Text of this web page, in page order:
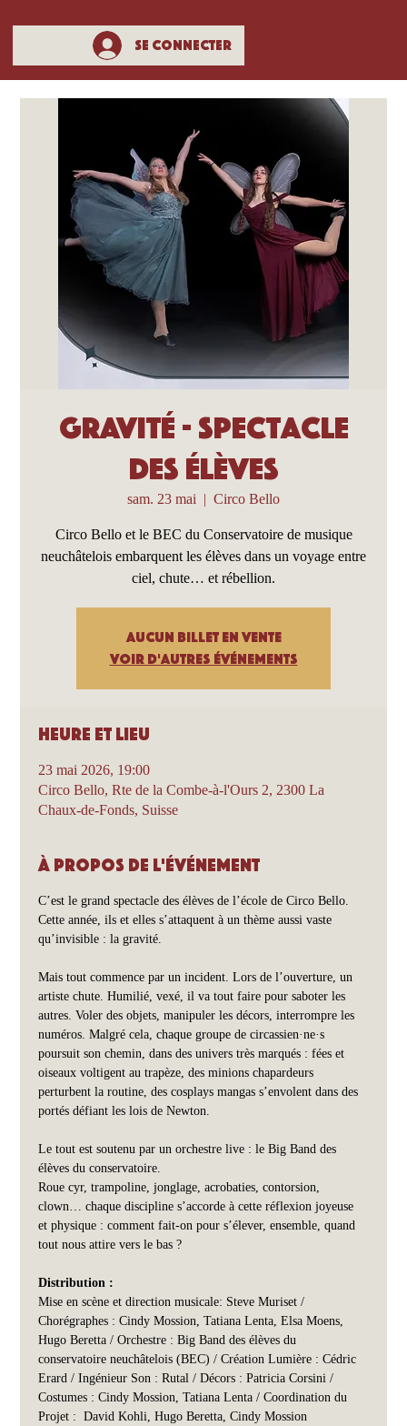
Se connecter
Gravité - Spectacle
des élèves
sam. 23 mai
  |
Circo Bello
Circo Bello et le BEC du Conservatoire de musique
neuchâtelois embarquent les élèves dans un voyage entre
ciel, chute… et rébellion.
Aucun billet en vente
Voir d'autres événements
Heure et lieu
23 mai 2026, 19:00
Circo Bello, Rte de la Combe-à-l'Ours 2, 2300 La
Chaux-de-Fonds, Suisse
À propos de l'événement
C’est le grand spectacle des élèves de l’école de Circo Bello.
Cette année, ils et elles s’attaquent à un thème aussi vaste
qu’invisible : la gravité.
Mais tout commence par un incident. Lors de l’ouverture, un
artiste chute. Humilié, vexé, il va tout faire pour saboter les
autres. Voler des objets, manipuler les décors, interrompre les
numéros. Malgré cela, chaque groupe de circassien·ne·s
poursuit son chemin, dans des univers très marqués : fées et
oiseaux voltigent au trapèze, des minions chapardeurs
perturbent la routine, des cosplays mangas s’envolent dans des
portés défiant les lois de Newton.
Le tout est soutenu par un orchestre live : le Big Band des
élèves du conservatoire.
Roue cyr, trampoline, jonglage, acrobaties, contorsion,
clown… chaque discipline s’accorde à cette réflexion joyeuse
et physique : comment fait-on pour s’élever, ensemble, quand
tout nous attire vers le bas ?
Distribution :
Mise en scène et direction musicale: Steve Muriset /
Chorégraphes : Cindy Mossion, Tatiana Lenta, Elsa Moens,
Hugo Beretta / Orchestre : Big Band des élèves du
conservatoire neuchâtelois (BEC) / Création Lumière : Cédric
Erard / Ingénieur Son : Rutal / Décors : Patricia Corsini /
Costumes : Cindy Mossion, Tatiana Lenta / Coordination du
Projet :  David Kohli, Hugo Beretta, Cindy Mossion